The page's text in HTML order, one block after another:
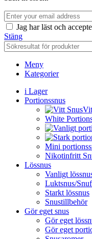
Jag har läst och
Stäng
Meny
Kategorier
i Lager
Portionssnus
White
Mini
Nikotinfritt
Lössnus
Vanligt
Luktsnus/
Starkt lössnus
Snustillbehör
Gör eget snus
Gör eget
Gör eget